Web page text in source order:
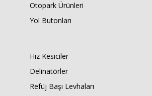
Otopark Ürünleri
Yol Butonları
Hız Kesiciler
Delinatörler
Refüj Başı Levhaları